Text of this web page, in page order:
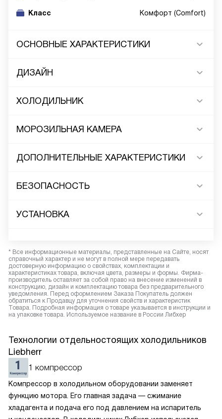
Класс Комфорт (Comfort)
ОСНОВНЫЕ ХАРАКТЕРИСТИКИ
ДИЗАЙН
ХОЛОДИЛЬНИК
МОРОЗИЛЬНАЯ КАМЕРА
ДОПОЛНИТЕЛЬНЫЕ ХАРАКТЕРИСТИКИ
БЕЗОПАСНОСТЬ
УСТАНОВКА
* Все информационные материалы, представленные на Сайте, носят
справочный характер и не могут в полной мере передавать
достоверную информацию о свойствах, комплектации и
характеристиках товара, включая цвета, размеры и формы. Фирма-
производитель оставляет за собой право на внесение изменений в
конструкцию, дизайн и комплектацию товара без предварительного
уведомления. Перед оформлением Заказа Покупатель должен
обратиться к Продавцу для уточнения свойств и характеристик
Товара. Подробная информация о товаре указывается в инструкции и
на упаковке товара. Используемое название в России Либхер
Технологии отдельностоящих холодильников
Liebherr
1 компрессор
Компрессор в холодильном оборудовании заменяет
функцию мотора. Его главная задача — сжимание
хладагента и подача его под давлением на испаритель